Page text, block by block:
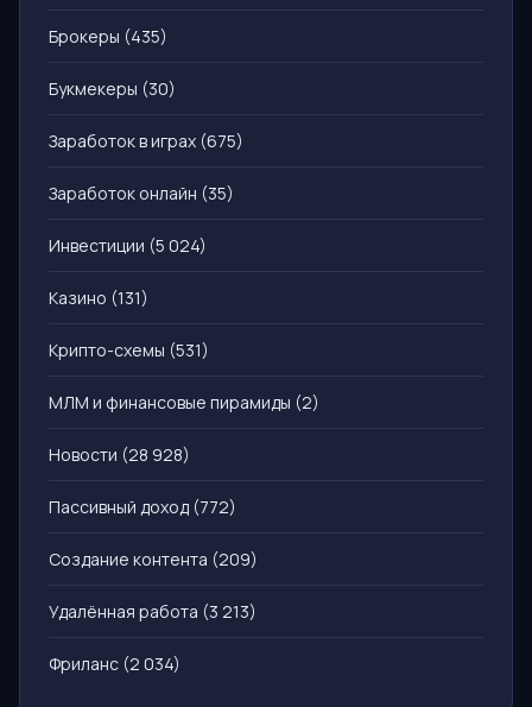
Брокеры (435)
Букмекеры (30)
Заработок в играх (675)
Заработок онлайн (35)
Инвестиции (5 024)
Казино (131)
Крипто-схемы (531)
МЛМ и финансовые пирамиды (2)
Новости (28 928)
Пассивный доход (772)
Создание контента (209)
Удалённая работа (3 213)
Фриланс (2 034)